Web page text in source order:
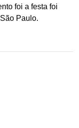
foi a festa foi
Paulo.